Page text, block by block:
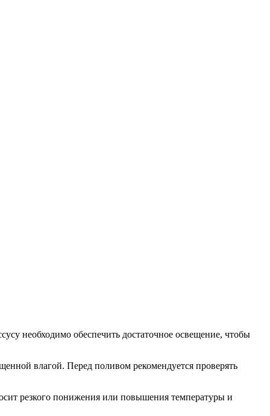
необходимо обеспечить достаточное освещение, чтобы
влагой. Перед поливом рекомендуется проверять
резкого понижения или повышения температуры и